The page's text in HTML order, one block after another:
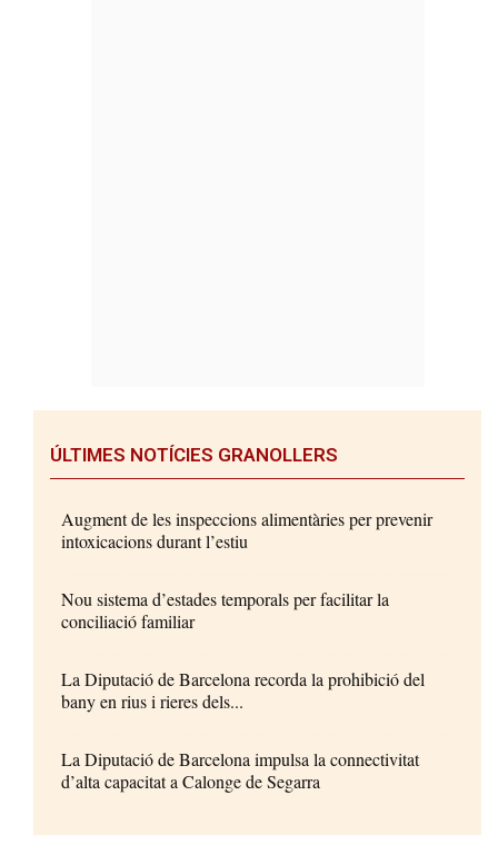
ÚLTIMES NOTÍCIES GRANOLLERS
Augment de les inspeccions alimentàries per prevenir
intoxicacions durant l’estiu
Nou sistema d’estades temporals per facilitar la
conciliació familiar
La Diputació de Barcelona recorda la prohibició del
bany en rius i rieres dels...
La Diputació de Barcelona impulsa la connectivitat
d’alta capacitat a Calonge de Segarra